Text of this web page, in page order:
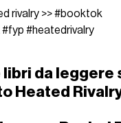
rivalry >>#booktok
#fyp #heatedrivalry
libri da leggere
Heated